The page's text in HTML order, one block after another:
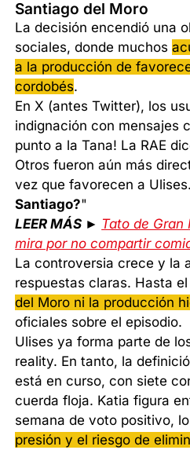
Santiago del Moro
La decisión encendió una
sociales, donde muchos
a la producción de
cordobés.
En X (antes Twitter), los
indignación con mensajes
punto a la Tana! La RAE
Otros fueron aún más
vez que favorecen a
Santiago?"
LEER MÁS ► Tato de Gran
mira por no compartir
La controversia crece y la
respuestas claras. Hasta
del Moro ni la producción
oficiales sobre el episodio.
Ulises ya forma parte de
reality. En tanto, la
está en curso, con siete
cuerda floja. Katia figura
semana de voto positivo,
presión y el riesgo de